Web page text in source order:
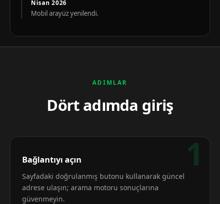
Nisan 2026
Mobil arayüz yenilendi.
ADIMLAR
Dört adımda giriş
1
Bağlantıyı açın
Sayfadaki doğrulanmış butonu kullanarak güncel
adrese ulaşın; arama motoru sonuçlarına
güvenmeyin.